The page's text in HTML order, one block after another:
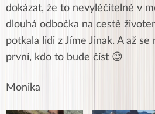
dokázat, že to nevyléčitelné v
dlouhá odbočka na cestě
potkala lidi z Jíme Jinak. A až
první, kdo to bude číst 😊
Monika